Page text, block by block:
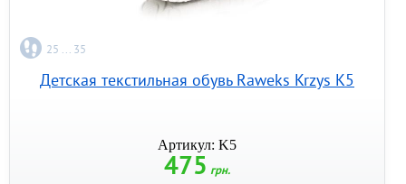
25 ... 35
Детская текстильная обувь Raweks Krzys K5
Артикул: K5
475 грн.